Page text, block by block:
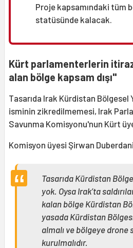
Proje kapsamındaki tüm
statüsünde kalacak.
Kürt parlamenterlerin
alan bölge kapsam dışı"
Tasarıda Irak Kürdistan Bölgesel
isminin zikredilmemesi, Irak
Savunma Komisyonu'nun Kürt
Komisyon üyesi Şirwan
Tasarıda Kürdistan
yok. Oysa Irak’ta
kalan bölge Kürdistan
yasada Kürdistan
almalı ve bölgeye
kurulmalıdır.